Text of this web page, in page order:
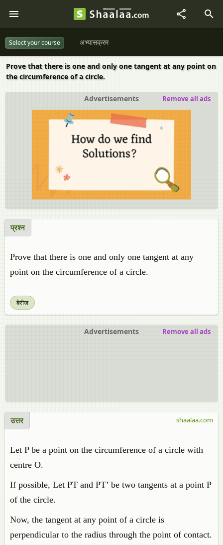
Select your course अभ्यासक्रम
Prove that there is one and only one tangent at any point on
the circumference of a circle.
Advertisements Remove all ads
प्रश्न
Prove that there is one and only one tangent at any
point on the circumference of a circle.
बेरीज
Advertisements Remove all ads
उत्तर
Let P be a point on the circumference of a circle with
centre O.
If possible, Let PT and PT’ be two tangents at a point P
of the circle.
Now, the tangent at any point of a circle is
perpendicular to the radius through the point of contact.
shaalaa.com